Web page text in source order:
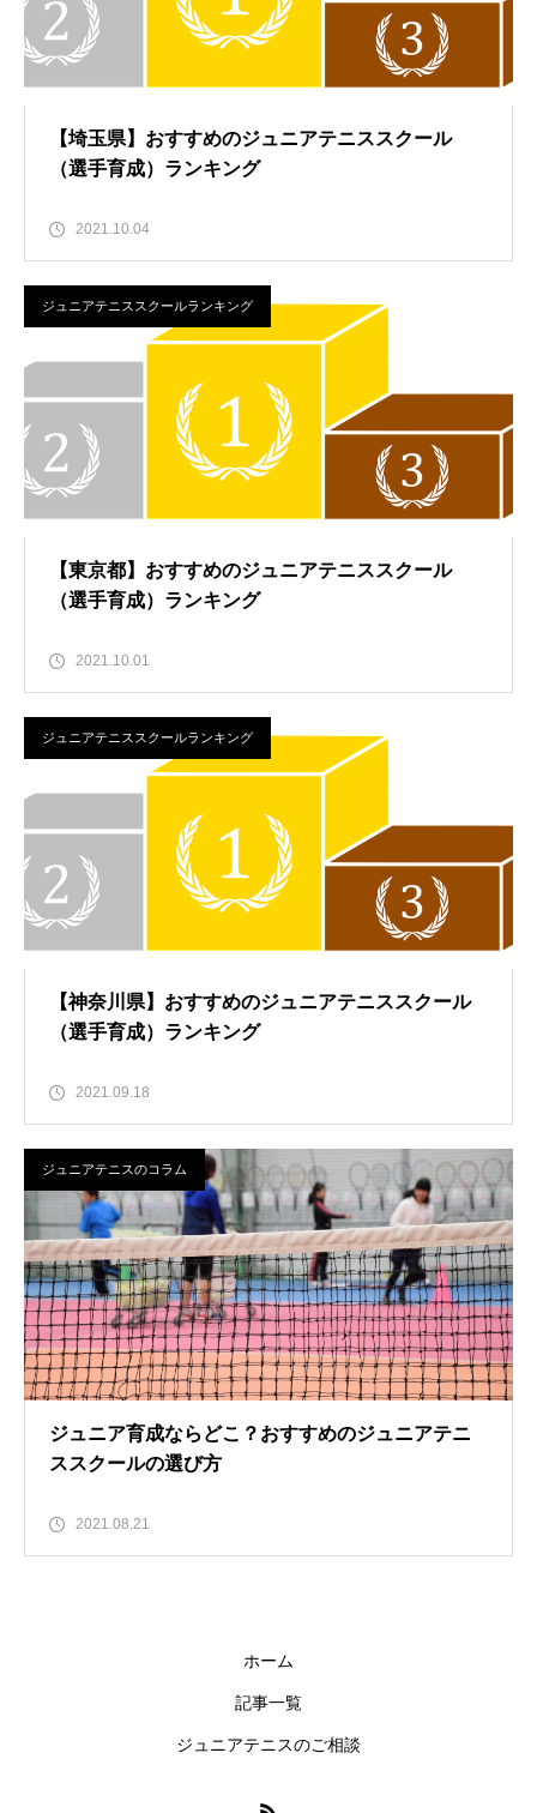
【埼玉県】おすすめのジュニアテニススクール
（選手育成）ランキング
2021.10.04
ジュニアテニススクールランキング
【東京都】おすすめのジュニアテニススクール
（選手育成）ランキング
2021.10.01
ジュニアテニススクールランキング
【神奈川県】おすすめのジュニアテニススクール
（選手育成）ランキング
2021.09.18
ジュニアテニスのコラム
ジュニア育成ならどこ？おすすめのジュニアテニ
ススクールの選び方
2021.08.21
ホーム
記事一覧
ジュニアテニスのご相談